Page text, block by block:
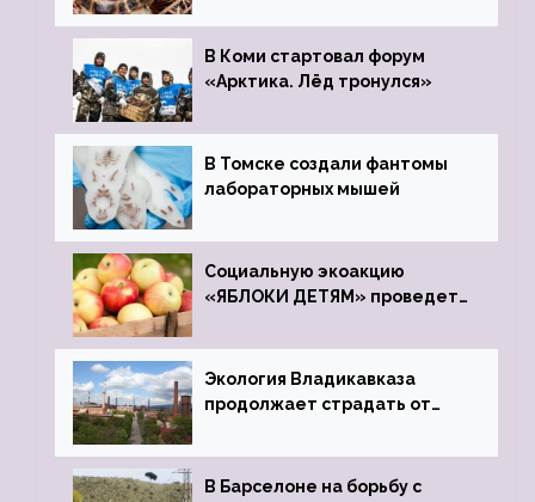
зоопарк
В Коми стартовал форум
«Арктика. Лёд тронулся»
В Томске создали фантомы
лабораторных мышей
Социальную экоакцию
«ЯБЛОКИ ДЕТЯМ» проведет
Экология Владикавказа
продолжает страдать от
В Барселоне на борьбу с